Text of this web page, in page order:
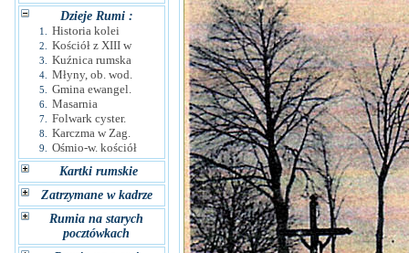
Dzieje Rumi :
1. Historia kolei
2. Kościół z XIII w
3. Kuźnica rumska
4. Młyny, ob. wod.
5. Gmina ewangel.
6. Masarnia
7. Folwark cyster.
8. Karczma w Zag.
9.
Ośmio-w. kościół
Kartki rumskie
Zatrzymane w kadrze
Rumia na starych
pocztówkach